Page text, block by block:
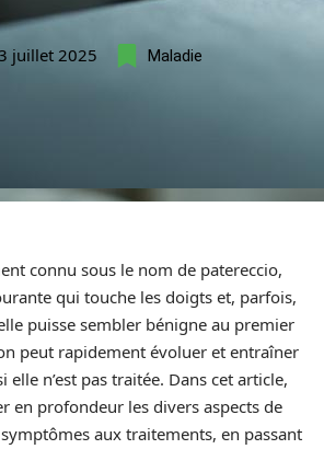
juillet 2025 Maladie
connu sous le nom de patereccio,
qui touche les doigts et, parfois,
puisse sembler bénigne au premier
peut rapidement évoluer et entraîner
elle n’est pas traitée. Dans cet article,
en profondeur les divers aspects de
aux traitements, en passant